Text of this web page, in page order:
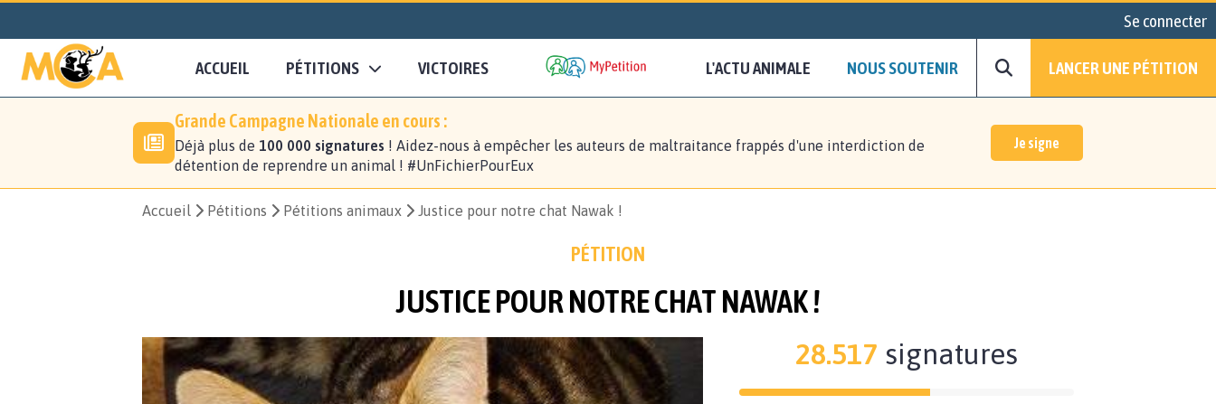
Se connecter
ACCUEIL PÉTITIONS VICTOIRES L'ACTU ANIMALE NOUS SOUTENIR LANCER UNE PÉTITION
Grande Campagne Nationale en cours :
Déjà plus de 100 000 signatures ! Aidez-nous à empêcher les auteurs de maltraitance frappés d'une interdiction de
détention de reprendre un animal ! #UnFichierPourEux
Je signe
Accueil Pétitions Pétitions animaux Justice pour notre chat Nawak !
PÉTITION
JUSTICE POUR NOTRE CHAT NAWAK !
28.517 signatures